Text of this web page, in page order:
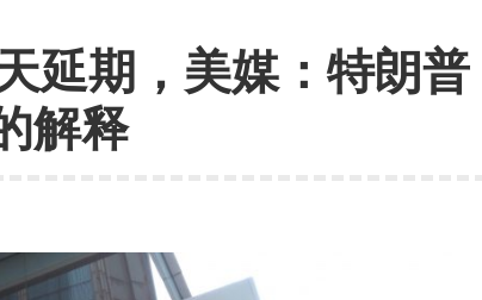
延期，美媒：特朗普
解释